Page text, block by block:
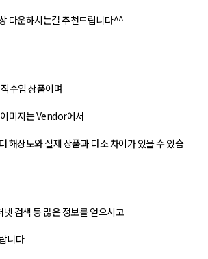
다운하시는걸 추천드립니다^^
수입 상품이며
미지는 Vendor에서
해상도와 실제 상품과 다소 차이가 있을 수 있습
검색 등 많은 정보를 얻으시고
니다